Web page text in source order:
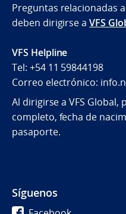
Preguntas relacionadas
deben dirigirse aVFS
VFS Helpline
Tel: +54 11 59844198
Correo electrónico:
Al dirigirse a VFS
completo, fecha de
pasaporte.
Síguenos